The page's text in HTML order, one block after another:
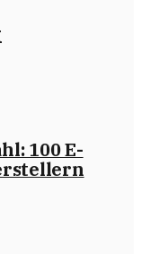
100 E-